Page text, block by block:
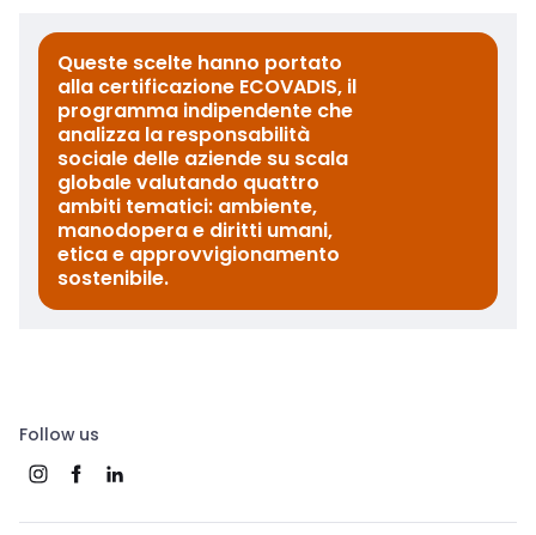
Queste scelte hanno portato
alla certificazione ECOVADIS, il
programma indipendente che
analizza la responsabilità
sociale delle aziende su scala
globale valutando quattro
ambiti tematici: ambiente,
manodopera e diritti umani,
etica e approvvigionamento
sostenibile.
Follow us